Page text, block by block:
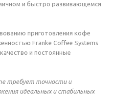
и быстро развивающемся
приготовления кофе
Franke Coffee Systems
и постоянные
требует точности и
идеальных и стабильных